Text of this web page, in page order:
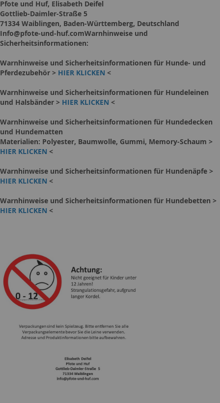
Pfote und Huf, Elisabeth Deifel
Gottlieb-Daimler-Straße 5
71334 Waiblingen, Baden-Württemberg, Deutschland
Info@pfote-und-huf.comWarnhinweise und
Sicherheitsinformationen:
Warnhinweise und Sicherheitsinformationen für Hunde- und
Pferdezubehör > HIER KLICKEN <
Warnhinweise und Sicherheitsinformationen für Hundeleinen
und Halsbänder > HIER KLICKEN <
Warnhinweise und Sicherheitsinformationen für Hundedecken
und Hundematten
Materialien: Polyester, Baumwolle, Gummi, Memory-Schaum >
HIER KLICKEN <
Warnhinweise und Sicherheitsinformationen für Hundenäpfe >
HIER KLICKEN <
Warnhinweise und Sicherheitsinformationen für Hundebetten >
HIER KLICKEN <